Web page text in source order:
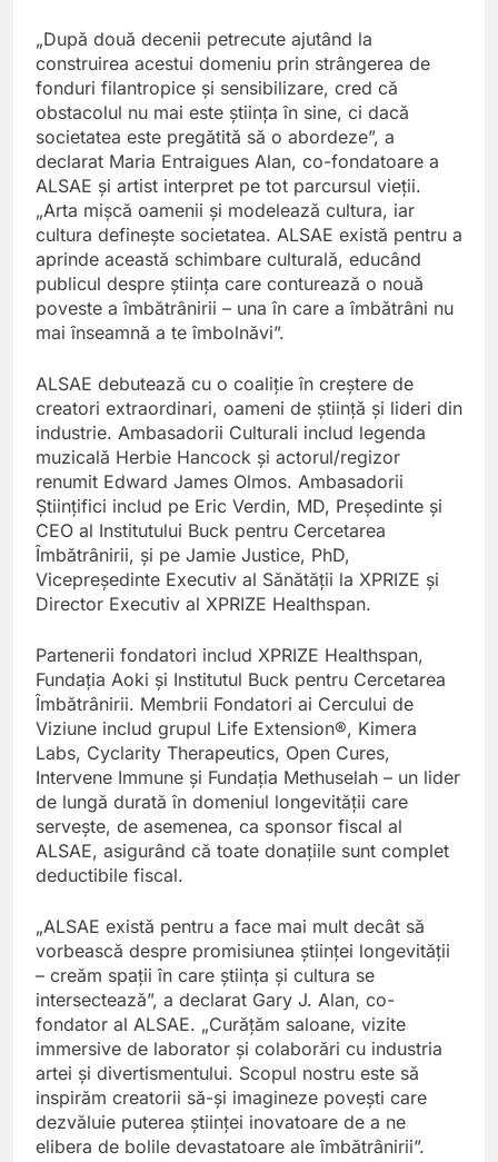
„După două decenii petrecute ajutând la
construirea acestui domeniu prin strângerea de
fonduri filantropice și sensibilizare, cred că
obstacolul nu mai este știința în sine, ci dacă
societatea este pregătită să o abordeze”, a
declarat Maria Entraigues Alan, co-fondatoare a
ALSAE și artist interpret pe tot parcursul vieții.
„Arta mișcă oamenii și modelează cultura, iar
cultura definește societatea. ALSAE există pentru a
aprinde această schimbare culturală, educând
publicul despre știința care conturează o nouă
poveste a îmbătrânirii – una în care a îmbătrâni nu
mai înseamnă a te îmbolnăvi”.
ALSAE debutează cu o coaliție în creștere de
creatori extraordinari, oameni de știință și lideri din
industrie. Ambasadorii Culturali includ legenda
muzicală Herbie Hancock și actorul/regizor
renumit Edward James Olmos. Ambasadorii
Științifici includ pe Eric Verdin, MD, Președinte și
CEO al Institutului Buck pentru Cercetarea
Îmbătrânirii, și pe Jamie Justice, PhD,
Vicepreședinte Executiv al Sănătății la XPRIZE și
Director Executiv al XPRIZE Healthspan.
Partenerii fondatori includ XPRIZE Healthspan,
Fundația Aoki și Institutul Buck pentru Cercetarea
Îmbătrânirii. Membrii Fondatori ai Cercului de
Viziune includ grupul Life Extension®, Kimera
Labs, Cyclarity Therapeutics, Open Cures,
Intervene Immune și Fundația Methuselah – un lider
de lungă durată în domeniul longevității care
servește, de asemenea, ca sponsor fiscal al
ALSAE, asigurând că toate donațiile sunt complet
deductibile fiscal.
„ALSAE există pentru a face mai mult decât să
vorbească despre promisiunea științei longevității
– creăm spații în care știința și cultura se
intersectează”, a declarat Gary J. Alan, co-
fondator al ALSAE. „Curățăm saloane, vizite
immersive de laborator și colaborări cu industria
artei și divertismentului. Scopul nostru este să
inspirăm creatorii să-și imagineze povești care
dezvăluie puterea științei inovatoare de a ne
elibera de bolile devastatoare ale îmbătrânirii”.